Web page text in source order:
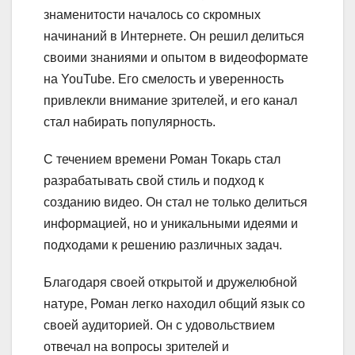
знаменитости началось со скромных
начинаний в Интернете. Он решил делиться
своими знаниями и опытом в видеоформате
на YouTube. Его смелость и уверенность
привлекли внимание зрителей, и его канал
стал набирать популярность.
С течением времени Роман Токарь стал
разрабатывать свой стиль и подход к
созданию видео. Он стал не только делиться
информацией, но и уникальными идеями и
подходами к решению различных задач.
Благодаря своей открытой и дружелюбной
натуре, Роман легко находил общий язык со
своей аудиторией. Он с удовольствием
отвечал на вопросы зрителей и